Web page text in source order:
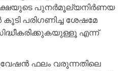
പുനർമൂല്യനിർണയ
കൂടി പരിഗണിച്ച ശേഷമേ
എന്ന്
ഫലം വരുന്നതിലെ